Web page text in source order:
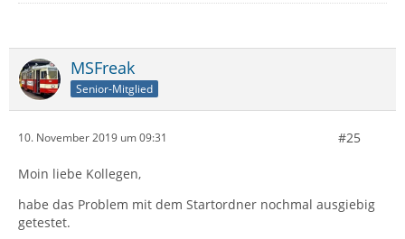
MSFreak
Senior-Mitglied
10. November 2019 um 09:31 #25
Moin liebe Kollegen,
habe das Problem mit dem Startordner nochmal ausgiebig
getestet.